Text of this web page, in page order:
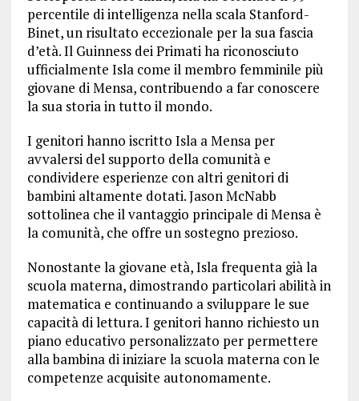
percentile di intelligenza nella scala Stanford-
Binet, un risultato eccezionale per la sua fascia
d’età. Il Guinness dei Primati ha riconosciuto
ufficialmente Isla come il membro femminile più
giovane di Mensa, contribuendo a far conoscere
la sua storia in tutto il mondo.
I genitori hanno iscritto Isla a Mensa per
avvalersi del supporto della comunità e
condividere esperienze con altri genitori di
bambini altamente dotati. Jason McNabb
sottolinea che il vantaggio principale di Mensa è
la comunità, che offre un sostegno prezioso.
Nonostante la giovane età, Isla frequenta già la
scuola materna, dimostrando particolari abilità in
matematica e continuando a sviluppare le sue
capacità di lettura. I genitori hanno richiesto un
piano educativo personalizzato per permettere
alla bambina di iniziare la scuola materna con le
competenze acquisite autonomamente.